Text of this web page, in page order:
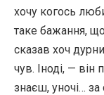
хочу когось
таке бажання,
сказав хоч
чув. Іноді, — він
знаєш, уночі… за